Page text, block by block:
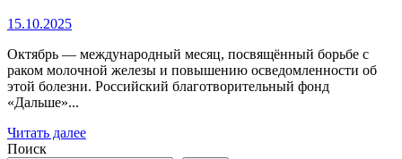
15.10.2025
Октябрь — международный месяц, посвящённый борьбе с
раком молочной железы и повышению осведомленности об
этой болезни. Российский благотворительный фонд
«Дальше»...
Читать далее
Поиск